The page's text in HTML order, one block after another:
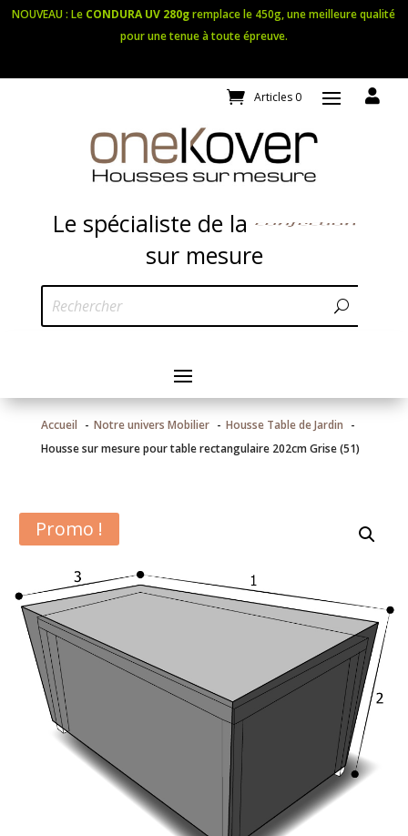
NOUVEAU : Le CONDURA UV 280gremplace le 450g, une meilleure qualité
pour une tenue à toute épreuve.
Articles 0 
Le spécialiste de la confection
sur mesure
Accueil Notre univers Mobilier
Housse Table de Jardin
Housse sur mesure pour table rectangulaire 202cm Grise (51)
Promo !